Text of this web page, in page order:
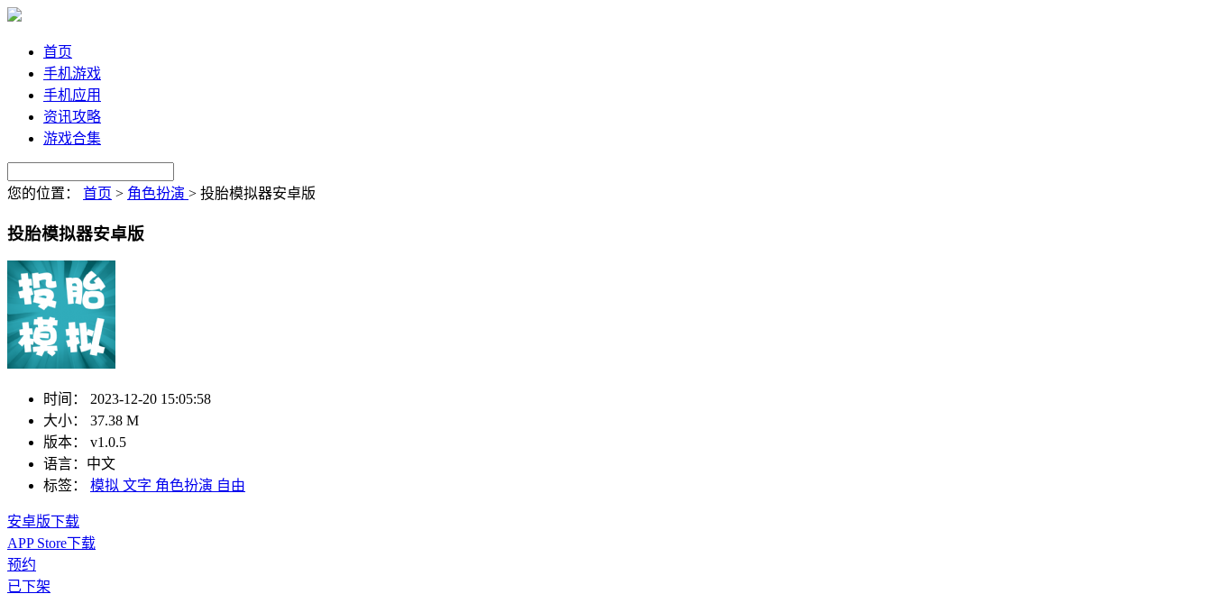
首页
手机游戏
手机应用
资讯攻略
游戏合集
您的位置： 首页 > 角色扮演 > 投胎模拟器安卓版
投胎模拟器安卓版
时间：
2023-12-20 15:05:58
大小：
37.38 M
版本：
v1.0.5
语言： 中文
标签：
模拟 文字 角色扮演 自由
安卓版下载
APP Store下载
预约
已下架